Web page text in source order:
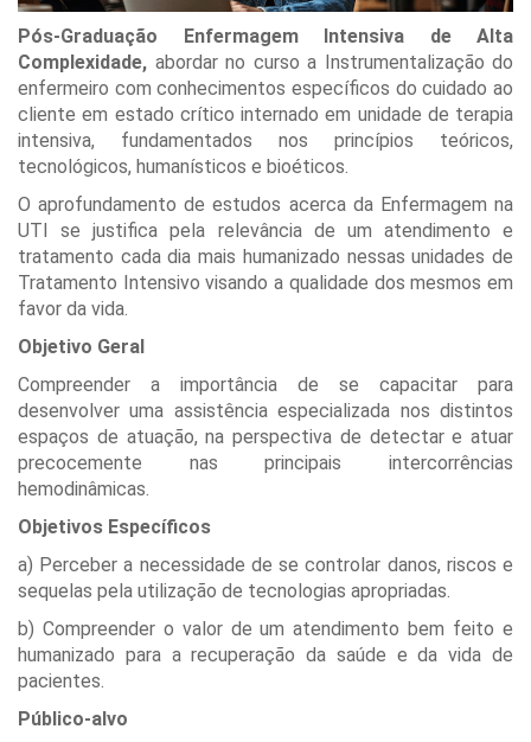
Pós-Graduação Enfermagem Intensiva de Alta
Complexidade, abordar no curso a Instrumentalização do
enfermeiro com conhecimentos específicos do cuidado ao
cliente em estado crítico internado em unidade de terapia
intensiva, fundamentados nos princípios teóricos,
tecnológicos, humanísticos e bioéticos.
O aprofundamento de estudos acerca da Enfermagem na
UTI se justifica pela relevância de um atendimento e
tratamento cada dia mais humanizado nessas unidades de
Tratamento Intensivo visando a qualidade dos mesmos em
favor da vida.
Objetivo Geral
Compreender a importância de se capacitar para
desenvolver uma assistência especializada nos distintos
espaços de atuação, na perspectiva de detectar e atuar
precocemente nas principais intercorrências
hemodinâmicas.
Objetivos Específicos
a) Perceber a necessidade de se controlar danos, riscos e
sequelas pela utilização de tecnologias apropriadas.
b) Compreender o valor de um atendimento bem feito e
humanizado para a recuperação da saúde e da vida de
pacientes.
Público-alvo